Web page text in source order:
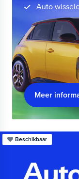
Auto
Meer
Beschikbaar